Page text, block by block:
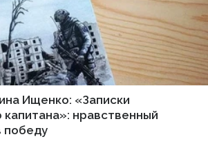
Ищенко: «Записки
нравственный
победу